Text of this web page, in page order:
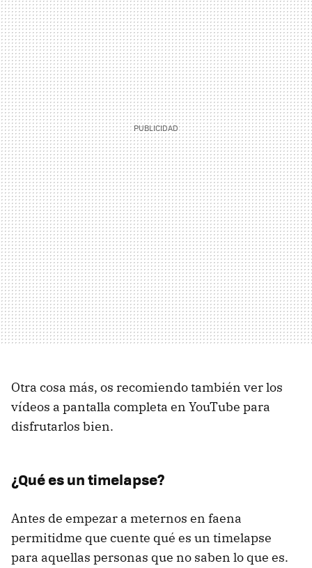
Otra cosa más, os recomiendo también ver los
vídeos a pantalla completa en YouTube para
disfrutarlos bien.
¿Qué es un timelapse?
Antes de empezar a meternos en faena
permitidme que cuente qué es un timelapse
para aquellas personas que no saben lo que es.